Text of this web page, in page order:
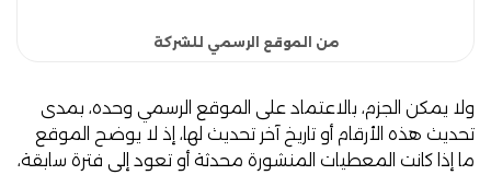
من الموقع الرسمي للشركة
ولا يمكن الجزم، بالاعتماد على الموقع الرسمي وحده، بمدى
تحديث هذه الأرقام أو تاريخ آخر تحديث لها، إذ لا يوضح الموقع
ما إذا كانت المعطيات المنشورة محدثة أو تعود إلى فترة سابقة،